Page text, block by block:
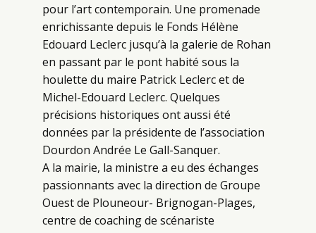
pour l’art contemporain. Une promenade
enrichissante depuis le Fonds Hélène
Edouard Leclerc jusqu’à la galerie de Rohan
en passant par le pont habité sous la
houlette du maire Patrick Leclerc et de
Michel-Edouard Leclerc. Quelques
précisions historiques ont aussi été
données par la présidente de l’association
Dourdon Andrée Le Gall-Sanquer.
A la mairie, la ministre a eu des échanges
passionnants avec la direction de Groupe
Ouest de Plouneour- Brignogan-Plages,
centre de coaching de scénariste